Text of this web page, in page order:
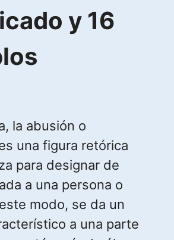
y 16
la abusión o
una figura retórica
para designar de
a una persona o
modo, se da un
a una parte